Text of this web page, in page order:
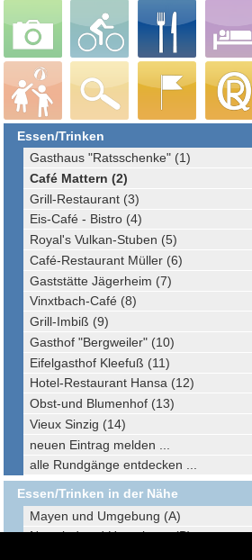
Essen/Trinken
Gasthaus "Ratsschenke" (1)
Café Mattern (2)
Grill-Restaurant (3)
Eis-Café - Bistro (4)
Royal's Vulkan-Stuben (5)
Café-Restaurant Müller (6)
Gaststätte Jägerheim (7)
Vinxtbach-Café (8)
Grill-Imbiß (9)
Gasthof "Bergweiler" (10)
Eifelgasthof Kleefuß (11)
Hotel-Restaurant Hansa (12)
Obst-und Blumenhof (13)
Vieux Sinzig (14)
neuen Eintrag melden ...
alle Rundgänge entdecken ...
Essen/Trinken in der Nähe
Mayen und Umgebung (A)
Neuwied und Umgebung (B)